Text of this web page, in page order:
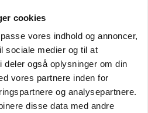
cookies
vores indhold og annoncer,
sociale medier og til at
også oplysninger om din
vores partnere inden for
og analysepartnere.
disse data med andre
og
mod ny
Annonce